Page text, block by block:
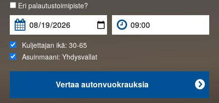
Eri palautustoimipiste?
Kuljettajan ikä: 30-65
Asuinmaani: Yhdysvallat

Vertaa autonvuokrauksia